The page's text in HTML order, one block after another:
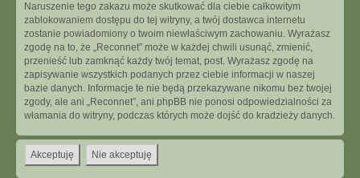
Naruszenie tego zakazu może skutkować dla ciebie całkowitym
zablokowaniem dostępu do tej witryny, a twój dostawca internetu
zostanie powiadomiony o twoim niewłaściwym zachowaniu. Wyrażasz
zgodę na to, że „Reconnet” może w każdej chwili usunąć, zmienić,
przenieść lub zamknąć każdy twój temat, post. Wyrażasz zgodę na
zapisywanie wszystkich podanych przez ciebie informacji w naszej
bazie danych. Informacje te nie będą przekazywane nikomu bez twojej
zgody, ale ani „Reconnet”, ani phpBB nie ponosi odpowiedzialności za
włamania do witryny, podczas których może dojść do kradzieży danych.